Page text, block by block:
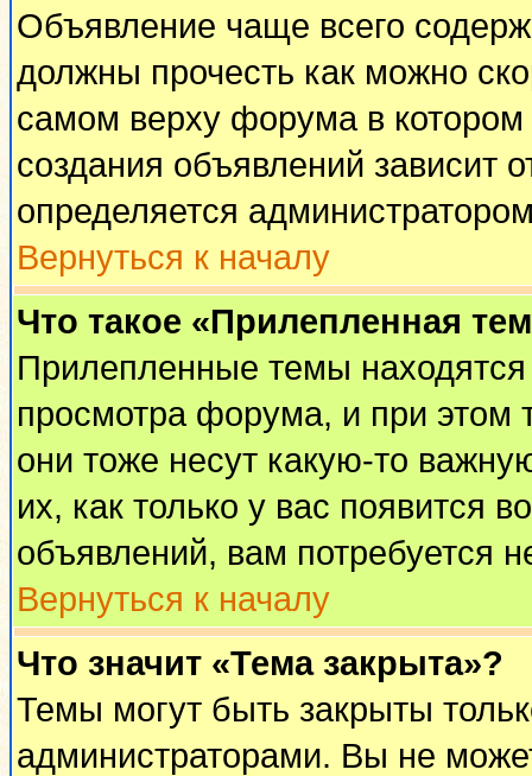
Объявление чаще всего
должны прочесть как можно
самом верху форума в
создания объявлений зависит
определяется
Вернуться к началу
Что такое «Прилепленная
Прилепленные темы
просмотра форума, и при этом
они тоже несут какую-то
их, как только у вас появится
объявлений, вам потребуется
Вернуться к началу
Что значит «Тема закрыта»?
Темы могут быть закрыты
администраторами. Вы не